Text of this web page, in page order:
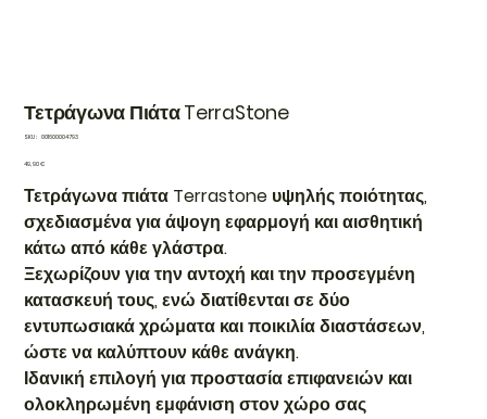
Τετράγωνα Πιάτα TerraStone
SKU: SKU
001600004793
Τιμή
49,90 €
Τετράγωνα πιάτα Terrastone υψηλής ποιότητας,
σχεδιασμένα για άψογη εφαρμογή και αισθητική
κάτω από κάθε γλάστρα.
Ξεχωρίζουν για την αντοχή και την προσεγμένη
κατασκευή τους, ενώ διατίθενται σε δύο
εντυπωσιακά χρώματα και ποικιλία διαστάσεων,
ώστε να καλύπτουν κάθε ανάγκη.
Ιδανική επιλογή για προστασία επιφανειών και
ολοκληρωμένη εμφάνιση στον χώρο σας